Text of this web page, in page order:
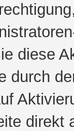
diese
durch
direkt